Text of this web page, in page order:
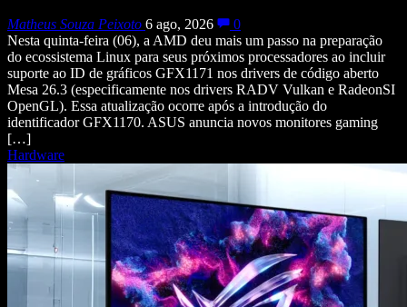
Matheus Souza Peixoto 6 ago, 2026
0
Nesta quinta-feira (06), a AMD deu mais um passo na preparação
do ecossistema Linux para seus próximos processadores ao incluir
suporte ao ID de gráficos GFX1171 nos drivers de código aberto
Mesa 26.3 (especificamente nos drivers RADV Vulkan e RadeonSI
OpenGL). Essa atualização ocorre após a introdução do
identificador GFX1170. ASUS anuncia novos monitores gaming
[…]
Hardware